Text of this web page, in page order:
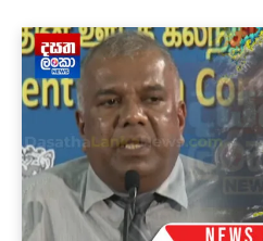
වර්ජනයක
00:49